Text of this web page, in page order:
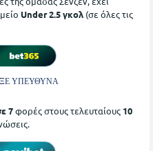
Under 2.5 γκολ (σε όλες τις
ΥΠΕΥΘΥΝΑ
7φορές στους τελευταίους 10